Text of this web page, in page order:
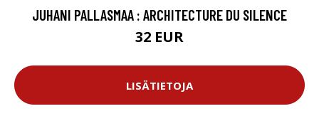
JUHANI PALLASMAA : ARCHITECTURE DU SILENCE
32 EUR
LISÄTIETOJA